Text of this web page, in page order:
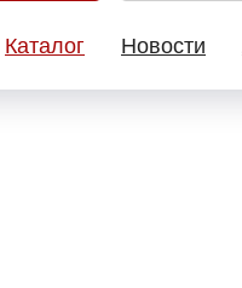
Каталог Новости